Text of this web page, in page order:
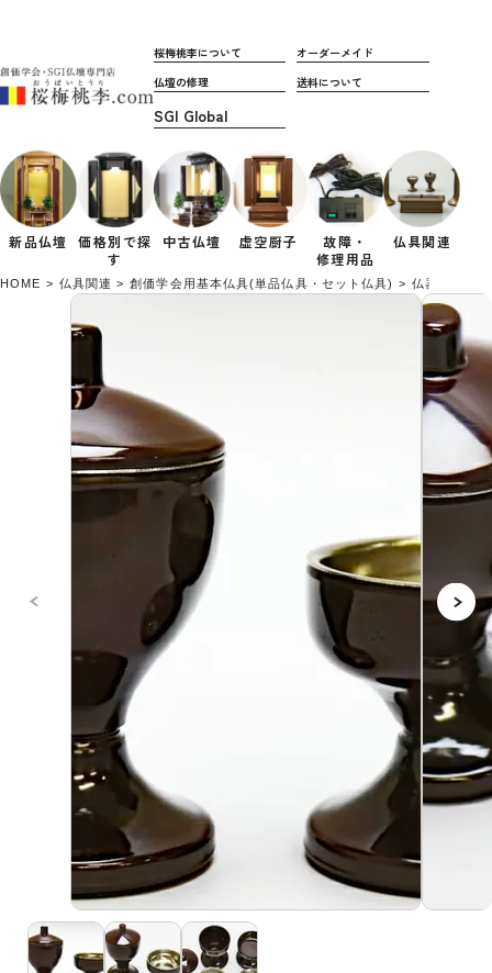
桜梅桃李について
オーダーメイド
仏壇の修理
送料について
新品仏壇 価格別で探
す
中古仏壇 虚空厨子
故障・
修理用品
仏具関連
HOME 仏具関連 創価学会用基本仏具(単品仏具・セット仏具) 仏器茶器(お